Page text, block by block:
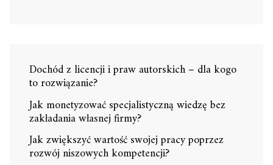
Dochód z licencji i praw autorskich – dla kogo
to rozwiązanie?
Jak monetyzować specjalistyczną wiedzę bez
zakładania własnej firmy?
Jak zwiększyć wartość swojej pracy poprzez
rozwój niszowych kompetencji?